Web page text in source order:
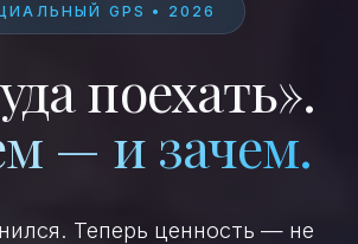
GPS • 2026
поехать».
— и зачем.
Теперь ценность — не